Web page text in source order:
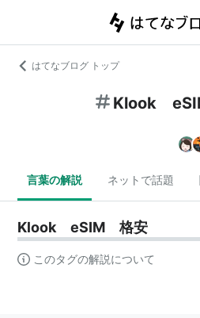
はてなブログ トップ
Klook
言葉の解説 ネットで話題
Klook eSIM 格安
このタグの解説について